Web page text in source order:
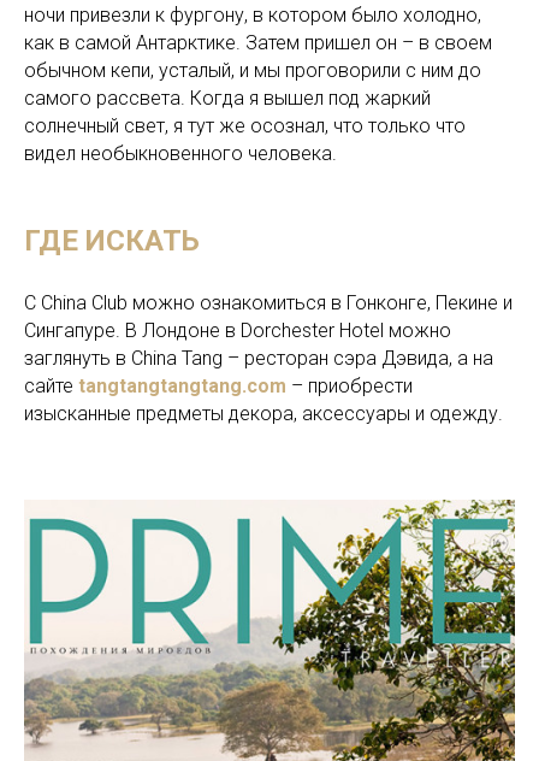
ночи привезли к фургону, в котором было холодно,
как в самой Антарктике. Затем пришел он – в своем
обычном кепи, усталый, и мы проговорили с ним до
самого рассвета. Когда я вышел под жаркий
солнечный свет, я тут же осознал, что только что
видел необыкновенного человека.
ГДЕ ИСКАТЬ
С China Club можно ознакомиться в Гонконге, Пекине и
Сингапуре. В Лондоне в Dorchester Hotel можно
заглянуть в China Tang – ресторан сэра Дэвида, а на
сайте tangtangtangtang.com – приобрести
изысканные предметы декора, аксессуары и одежду.